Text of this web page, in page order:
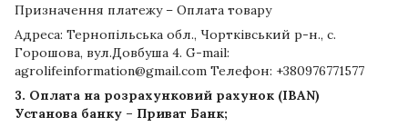
Призначення платежу – Оплата товару
Адреса: Тернопільська обл., Чортківський р-н., с.
Горошова, вул.Довбуша 4. G-mail:
agrolifeinformation@gmail.com Телефон: +380976771577
3. Оплата на розрахунковий рахунок (IBAN)
Установа банку – Приват Банк;